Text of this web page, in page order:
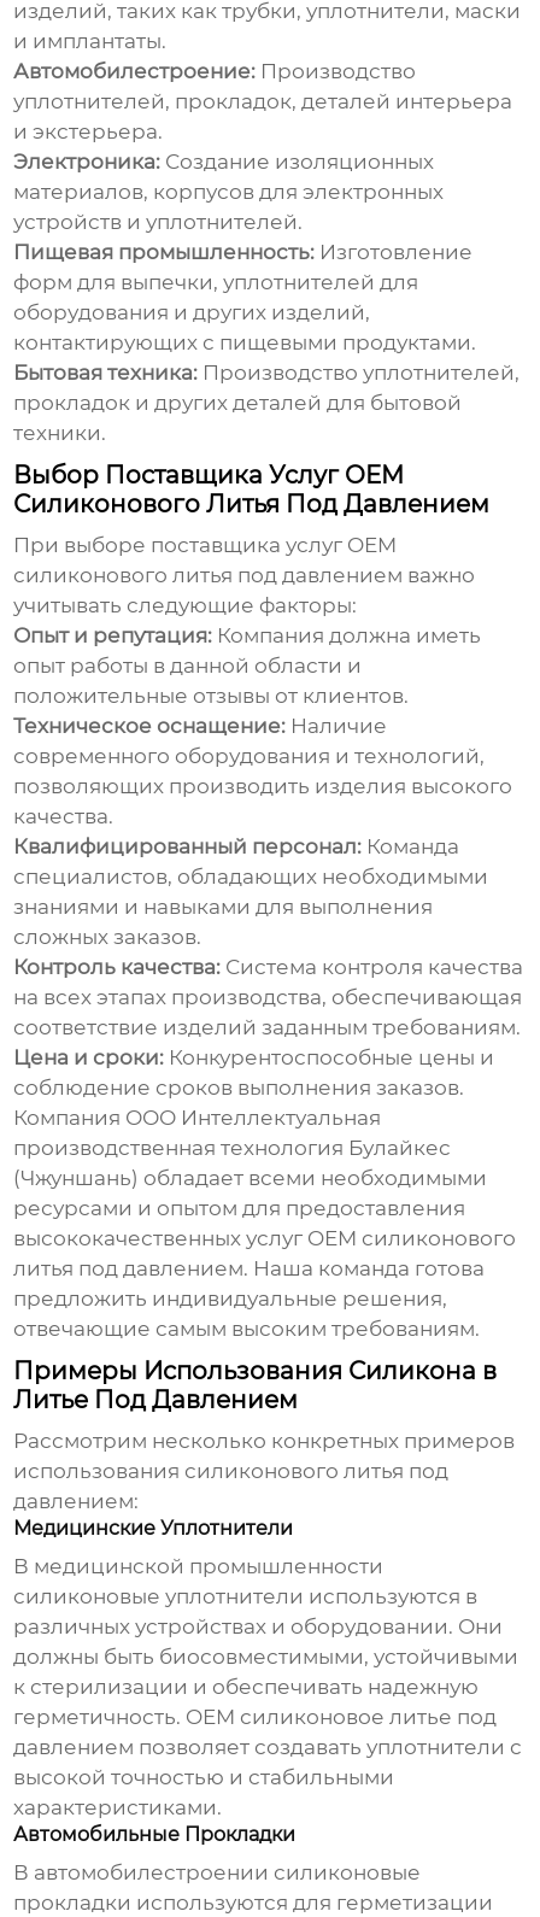
изделий, таких как трубки, уплотнители, маски
и имплантаты.
Автомобилестроение: Производство
уплотнителей, прокладок, деталей интерьера
и экстерьера.
Электроника: Создание изоляционных
материалов, корпусов для электронных
устройств и уплотнителей.
Пищевая промышленность: Изготовление
форм для выпечки, уплотнителей для
оборудования и других изделий,
контактирующих с пищевыми продуктами.
Бытовая техника: Производство уплотнителей,
прокладок и других деталей для бытовой
техники.
Выбор Поставщика Услуг OEM
Силиконового Литья Под Давлением
При выборе поставщика услуг OEM
силиконового литья под давлением важно
учитывать следующие факторы:
Опыт и репутация: Компания должна иметь
опыт работы в данной области и
положительные отзывы от клиентов.
Техническое оснащение: Наличие
современного оборудования и технологий,
позволяющих производить изделия высокого
качества.
Квалифицированный персонал: Команда
специалистов, обладающих необходимыми
знаниями и навыками для выполнения
сложных заказов.
Контроль качества: Система контроля качества
на всех этапах производства, обеспечивающая
соответствие изделий заданным требованиям.
Цена и сроки: Конкурентоспособные цены и
соблюдение сроков выполнения заказов.
Компания ООО Интеллектуальная
производственная технология Булайкес
(Чжуншань) обладает всеми необходимыми
ресурсами и опытом для предоставления
высококачественных услуг OEM силиконового
литья под давлением. Наша команда готова
предложить индивидуальные решения,
отвечающие самым высоким требованиям.
Примеры Использования Силикона в
Литье Под Давлением
Рассмотрим несколько конкретных примеров
использования силиконового литья под
давлением:
Медицинские Уплотнители
В медицинской промышленности
силиконовые уплотнители используются в
различных устройствах и оборудовании. Они
должны быть биосовместимыми, устойчивыми
к стерилизации и обеспечивать надежную
герметичность. OEM силиконовое литье под
давлением позволяет создавать уплотнители с
высокой точностью и стабильными
характеристиками.
Автомобильные Прокладки
В автомобилестроении силиконовые
прокладки используются для герметизации